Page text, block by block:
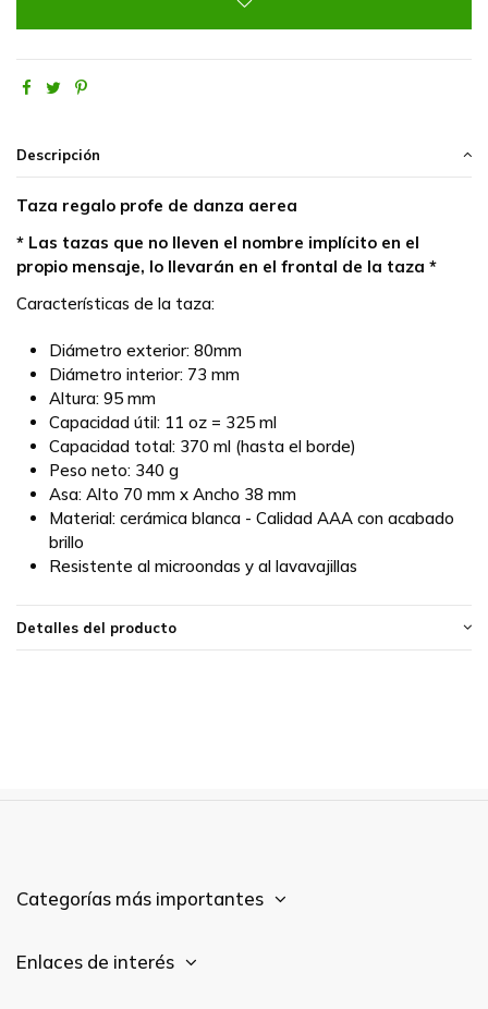
Descripción
Taza regalo profe de danza aerea
* Las tazas que no lleven el nombre implícito en el
propio mensaje, lo llevarán en el frontal de la taza *
Características de la taza:
Diámetro exterior: 80mm
Diámetro interior: 73 mm
Altura: 95 mm
Capacidad útil: 11 oz = 325 ml
Capacidad total: 370 ml (hasta el borde)
Peso neto: 340 g
Asa: Alto 70 mm x Ancho 38 mm
Material: cerámica blanca - Calidad AAA con acabado
brillo
Resistente al microondas y al lavavajillas
Detalles del producto
Categorías más importantes
Enlaces de interés